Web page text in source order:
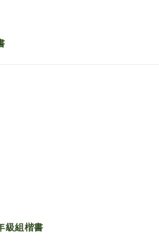
級組楷書